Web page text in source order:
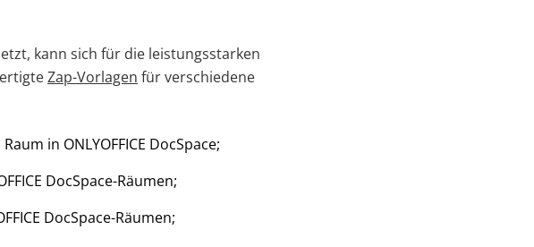
kann sich für die leistungsstarken
Zap-Vorlagen für verschiedene
in ONLYOFFICE DocSpace;
DocSpace-Räumen;
DocSpace-Räumen;